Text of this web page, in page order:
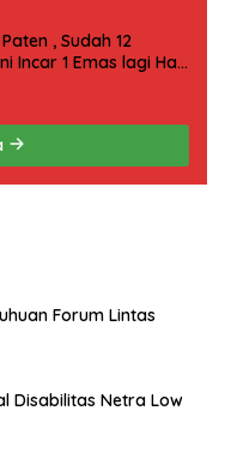
, Sudah 12
Incar 1 Emas lagi Hari
Forum Lintas
Disabilitas Netra Low